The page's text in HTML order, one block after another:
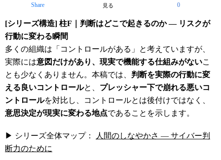
Share 見る 0
[シリーズ構造] 柱F｜判断はどこで起きるのか ― リスクが
行動に変わる瞬間
多くの組織は「コントロールがある」と考えていますが、
実際には意図だけがあり、現実で機能する仕組みがないこ
とも少なくありません。本稿では、 判断を実際の行動に変
える良いコントロールと、 プレッシャー下で崩れる悪いコ
ントロールを対比し、コントロールとは後付けではなく、
意思決定が現実に変わる地点であることを示します。
▶ シリーズ全体マップ：
人間のしなやかさ ― サイバー判
断力のために